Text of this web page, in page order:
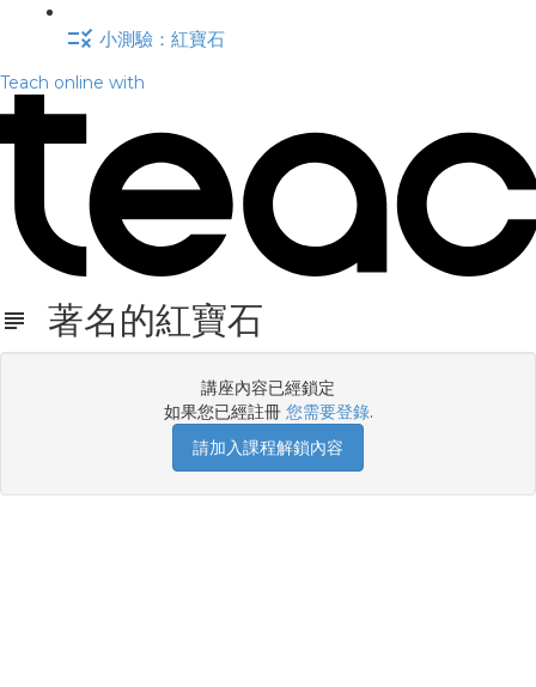
小測驗：紅寶石
Teach online with
著名的紅寶石
講座內容已經鎖定
如果您已經註冊 您需要登錄.
請加入課程解鎖內容